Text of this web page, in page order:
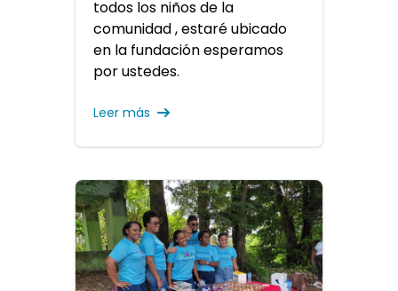
todos los niños de la
comunidad , estaré ubicado
en la fundación esperamos
por ustedes.
Leer más